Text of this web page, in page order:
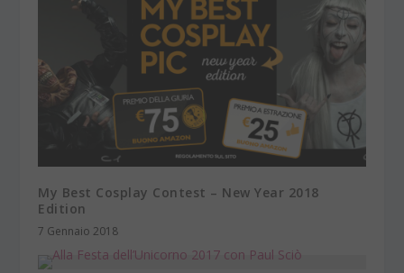
My Best Cosplay Contest – New Year 2018
Edition
7 Gennaio 2018